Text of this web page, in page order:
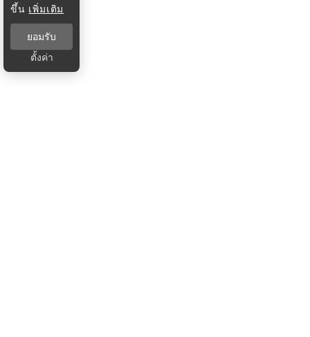
ขึ้น เพิ่มเติม
ยอมรับ
ตั้งค่า